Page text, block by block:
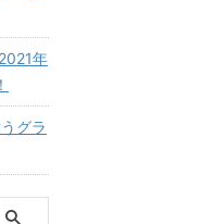
年
グラ